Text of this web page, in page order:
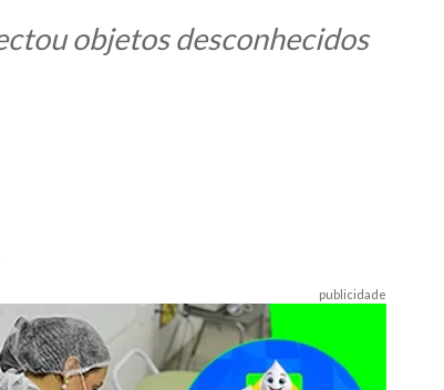
objetos desconhecidos
publicidade